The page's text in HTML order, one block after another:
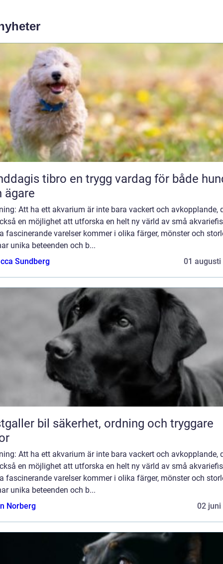
en trygg vardag för både hund
ägare
Att ha ett akvarium är inte bara vackert och avkopplande,
en möjlighet att utforska en helt ny värld av små
fascinerande varelser kommer i olika färger, mönster och
unika beteenden och b...
Sundberg
01 augusti
ordning och tryggare
Att ha ett akvarium är inte bara vackert och avkopplande,
en möjlighet att utforska en helt ny värld av små
fascinerande varelser kommer i olika färger, mönster och
unika beteenden och b...
Norberg
02 juni